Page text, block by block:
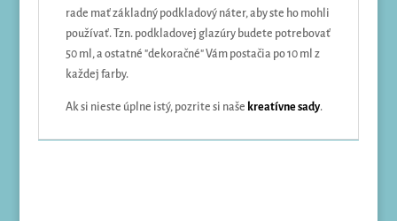
rade mať základný podkladový náter, aby ste ho mohli
používať. Tzn. podkladovej glazúry budete potrebovať
50 ml, a ostatné "dekoračné" Vám postačia po 10 ml z
každej farby.
Ak si nieste úplne istý, pozrite si naše kreatívne sady.